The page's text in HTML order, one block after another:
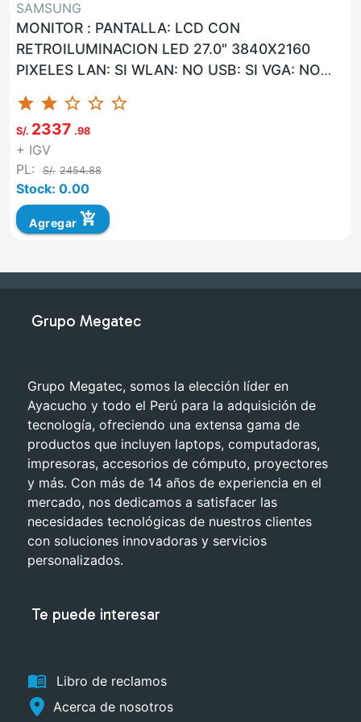
SAMSUNG
MONITOR : PANTALLA: LCD CON
RETROILUMINACION LED 27.0" 3840X2160
PIXELES LAN: SI WLAN: NO USB: SI VGA: NO
HDMI: SI G. F: 36 MESES ON-SITE UNIDAD
MARCA...
star star star_border star_border star_border
S/. 2337 .98
+ IGV
PL:
S/. 2454.88
Stock: 0.00
Agregar add_shopping_cart
Grupo Megatec
Grupo Megatec, somos la elección líder en
Ayacucho y todo el Perú para la adquisición de
tecnología, ofreciendo una extensa gama de
productos que incluyen laptops, computadoras,
impresoras, accesorios de cómputo, proyectores
y más. Con más de 14 años de experiencia en el
mercado, nos dedicamos a satisfacer las
necesidades tecnológicas de nuestros clientes
con soluciones innovadoras y servicios
personalizados.
Te puede interesar
menu_book
Libro de reclamos
Acerca de nosotros